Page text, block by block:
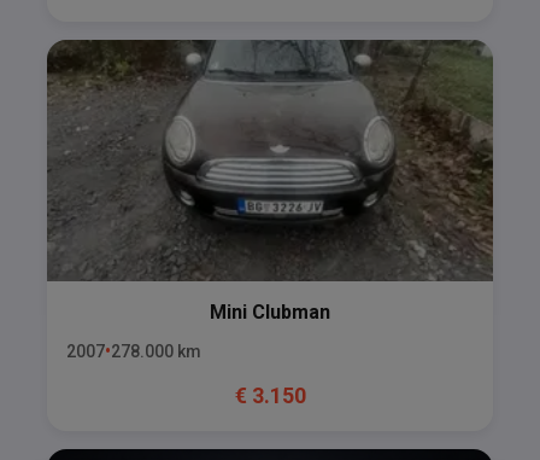
Mini Clubman
2007 278.000 km
€ 3.150